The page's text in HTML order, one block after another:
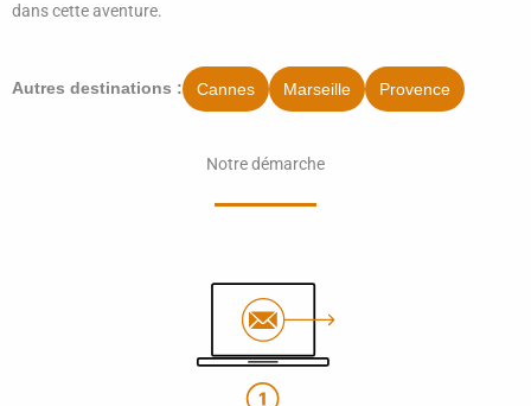
dans cette aventure.
Autres destinations : Cannes Marseille Provence
Notre démarche